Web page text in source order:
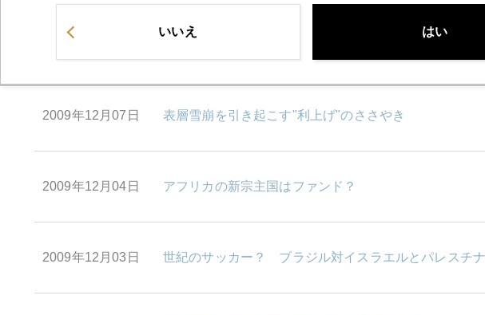
2009年12月07日 表層雪崩を引き起こす"利上げ"のささやき
2009年12月04日 アフリカの新宗主国はファンド？
2009年12月03日 世紀のサッカー？ ブラジル対イスラエルとパレスチ
いいえ はい